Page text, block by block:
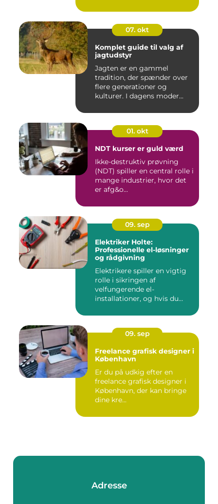
07. okt
Komplet guide til valg af
jagtudstyr
Jagten er en gammel
tradition, der spænder over
flere generationer og
kulturer. I dagens moder...
01. okt
NDT kurser er guld værd
Ikke-destruktiv prøvning
(NDT) spiller en central rolle i
mange industrier, hvor det
er afg&o...
09. sep
Elektriker Holte:
Professionelle el-løsninger
og rådgivning
Elektrikere spiller en vigtig
rolle i sikringen af
velfungerende el-
installationer, og hvis du
09. sep
Freelance grafisk designer i
København
Er du på udkig efter en
freelance grafisk designer i
København, der kan bringe
dine kre...
Adresse